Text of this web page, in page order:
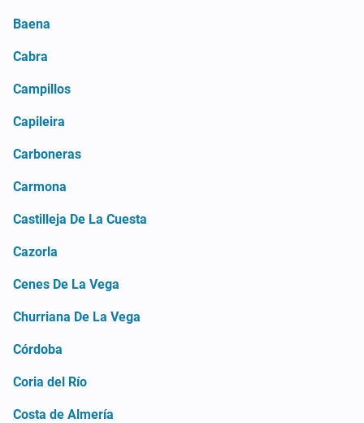
Baena
Cabra
Campillos
Capileira
Carboneras
Carmona
Castilleja De La Cuesta
Cazorla
Cenes De La Vega
Churriana De La Vega
Córdoba
Coria del Río
Costa de Almería